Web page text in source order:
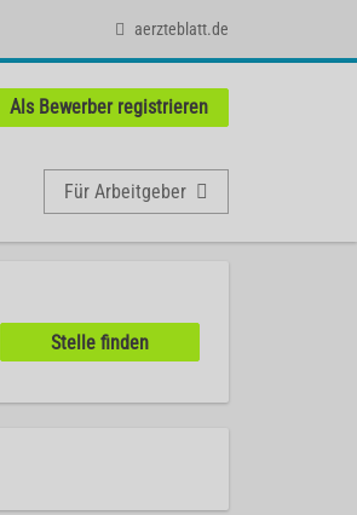
aerzteblatt.de
Als Bewerber registrieren
Für Arbeitgeber